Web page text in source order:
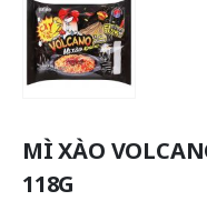
MÌ XÀO
118G